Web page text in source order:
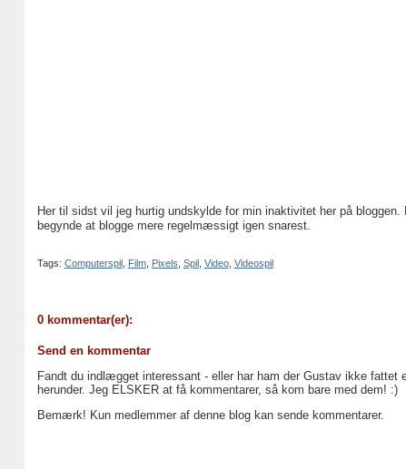
Her til sidst vil jeg hurtig undskylde for min inaktivitet her på
begynde at blogge mere regelmæssigt igen snarest.
Tags: Computerspil , Film, Pixels, Spil , Video, Videospil
0 kommentar(er):
Send en kommentar
Fandt du indlægget interessant - eller har ham der Gustav ikke fattet
herunder. Jeg ELSKER at få kommentarer, så kom bare med dem! :)
Bemærk! Kun medlemmer af denne blog kan sende kommentarer.